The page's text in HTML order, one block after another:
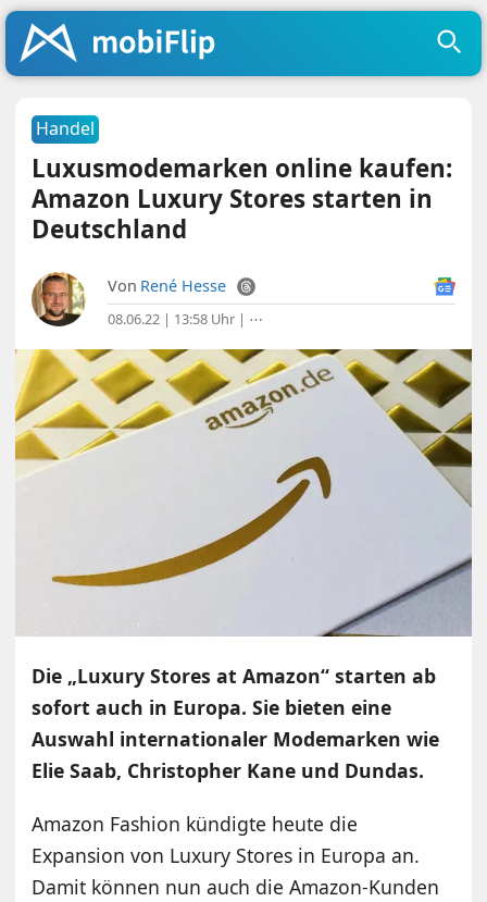
Handel
Luxusmodemarken online kaufen:
Amazon Luxury Stores starten in
Deutschland
Von René Hesse
08.06.22 | 13:58 Uhr | ⋯
Die „Luxury Stores at Amazon“ starten ab
sofort auch in Europa. Sie bieten eine
Auswahl internationaler Modemarken wie
Elie Saab, Christopher Kane und Dundas.
Amazon Fashion kündigte heute die
Expansion von Luxury Stores in Europa an.
Damit können nun auch die Amazon-Kunden